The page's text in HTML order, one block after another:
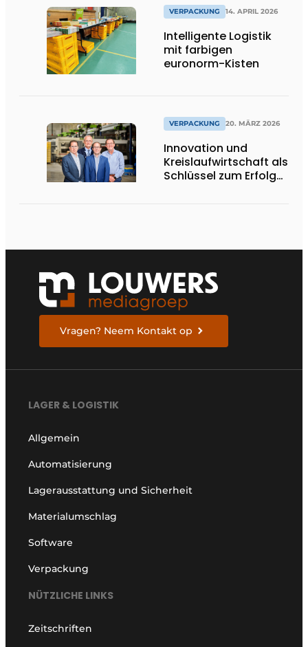
VERPACKUNG 14. APRIL 2026
Intelligente Logistik
mit farbigen
euronorm-Kisten
VERPACKUNG 20. MÄRZ 2026
Innovation und
Kreislaufwirtschaft als
Schlüssel zum Erfolg
Vragen? Neem Kontakt op
LAGER & LOGISTIK
Allgemein
Automatisierung
Lagerausstattung und Sicherheit
Materialumschlag
Software
Verpackung
NÜTZLICHE LINKS
Zeitschriften